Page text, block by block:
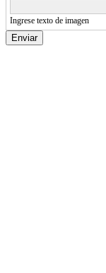
Ingrese texto de imagen